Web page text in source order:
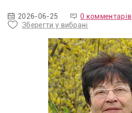
2026-06-25
0 комментарів
Зберегти у вибрані